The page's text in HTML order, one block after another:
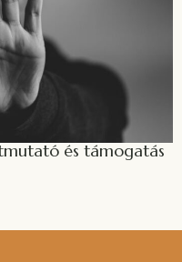
és támogatás